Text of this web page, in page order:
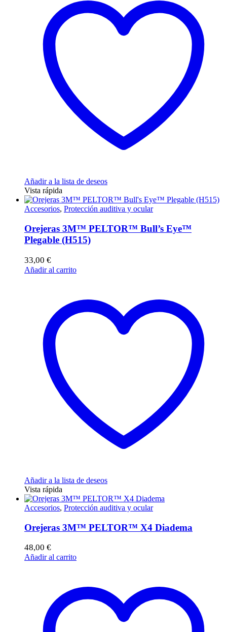
Añadir a la lista de deseos
Vista rápida
Accesorios, Protección auditiva y ocular
Orejeras 3M™ PELTOR™ Bull’s Eye™
Plegable (H515)
33,00 €
Añadir al carrito
Añadir a la lista de deseos
Vista rápida
Accesorios, Protección auditiva y ocular
Orejeras 3M™ PELTOR™ X4 Diadema
48,00 €
Añadir al carrito